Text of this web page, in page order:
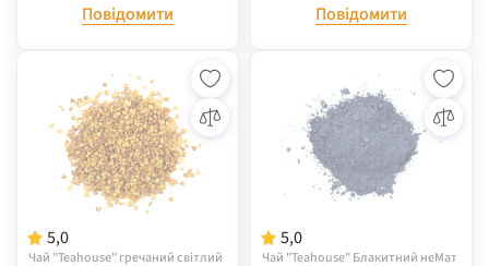
Повідомити Повідомити
5,0
Чай "Teahouse" гречаний світлий
5,0
Чай "Teahouse" Блакитний неМат